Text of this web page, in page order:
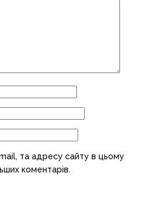
та адресу сайту в цьому
коментарів.